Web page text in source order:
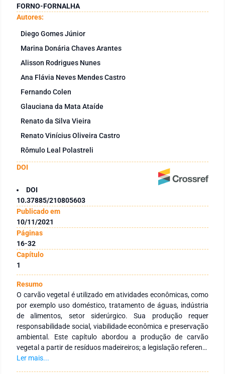
FORNO-FORNALHA
Autores:
Diego Gomes Júnior
Marina Donária Chaves Arantes
Alisson Rodrigues Nunes
Ana Flávia Neves Mendes Castro
Fernando Colen
Glauciana da Mata Ataíde
Renato da Silva Vieira
Renato Vinícius Oliveira Castro
Rômulo Leal Polastreli
DOI
DOI
10.37885/210805603
Publicado em
10/11/2021
Páginas
16-32
Capítulo
1
Resumo
O carvão vegetal é utilizado em atividades econômicas, como
por exemplo uso doméstico, tratamento de águas, indústria
de alimentos, setor siderúrgico. Sua produção requer
responsabilidade social, viabilidade econômica e preservação
ambiental. Este capítulo abordou a produção de carvão
vegetal a partir de resíduos madeireiros; a legislação referente
a Política Nacional de Resíduos Sólidos e as Instruções
Ler mais...